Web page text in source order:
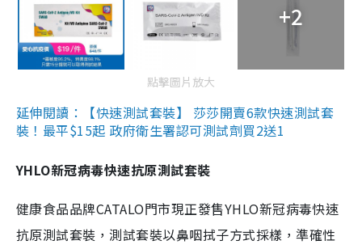
+2
點擊圖片放大
延伸閱讀：【快速測試套裝】 莎莎開賣6款快速測試套
裝！最平$15起 政府衛生署認可測試劑買2送1
YHLO新冠病毒快速抗原測試套裝
健康食品品牌CATALO門市現正發售YHLO新冠病毒快速
抗原測試套裝，測試套裝以鼻咽拭子方式採樣，準確性